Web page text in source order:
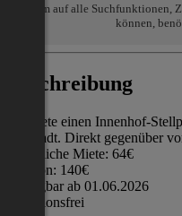
Um auf alle Suchfunktionen,
können,
Beschreibung
Vermiete einen Innenhof-
Neustadt. Direkt gegenüber
monatliche Miete: 64€
Kaution: 140€
Verfügbar ab 01.06.2026
provisionsfrei